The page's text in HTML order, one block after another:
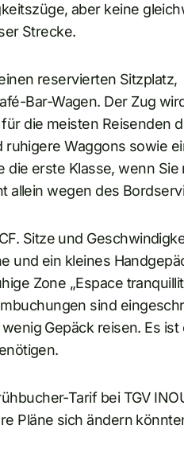
aber keine
Strecke.
reservierten Sitzplatz,
Bar-Wagen. Der Zug
die meisten Reisenden
ruhigere Waggons sowie
die erste Klasse, wenn Sie
allein wegen des
Sitze und
und ein kleines
Zone „Espace
sind
Gepäck reisen. Es ist
Tarif bei TGV
Pläne sich ändern